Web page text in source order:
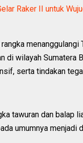
Raker II untuk
menanggulangi
di wilayah Sumatera
serta tindakan
tawuran dan balap
umumnya menjadi